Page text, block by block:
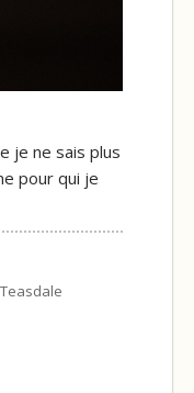
je ne sais plus
pour qui je